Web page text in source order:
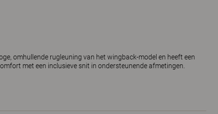
omhullende rugleuning van het wingback-model en heeft een
met een inclusieve snit in ondersteunende afmetingen.